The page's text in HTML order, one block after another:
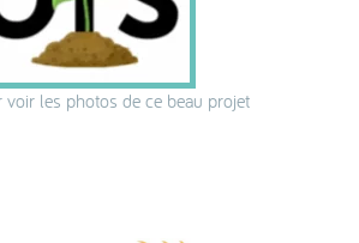
voir les photos de ce beau projet